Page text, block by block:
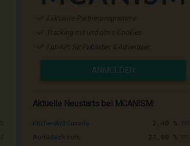
Exklusive Partnerprogramme
Tracking mit und ohne Cookies
Full-API für Publisher & Advertiser
ANMELDEN
Aktuelle Neustarts bei MCANISM:
KitchenAid Canada 2,40 %
Aomeitech.com 21,00 %